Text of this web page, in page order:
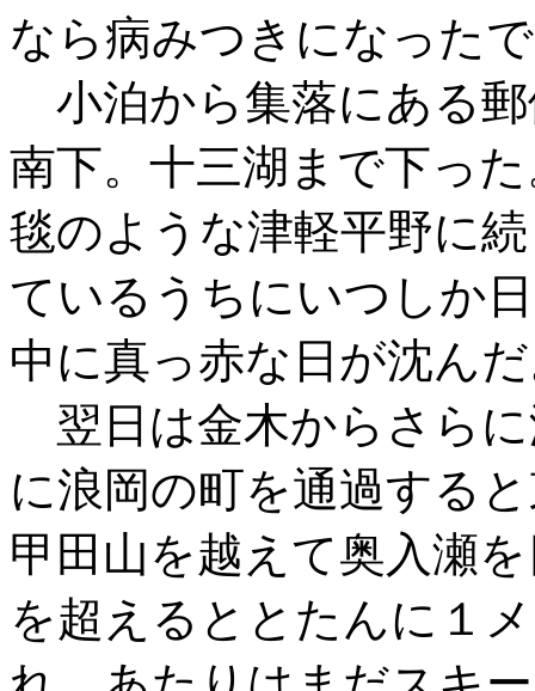
なら病みつきになった
小泊から集落にある
南下。十三湖まで下っ
毯のような津軽平野に
ているうちにいつしか
中に真っ赤な日が沈ん
翌日は金木からさらに
に浪岡の町を通過する
甲田山を越えて奥入瀬
を超えるととたんに１